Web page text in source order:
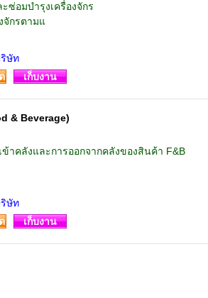
ซ่อมบำรุงเครื่องจักร
จักรตามแ
ษัท
เก็บงาน
& Beverage)
าคลังและการออกจากคลังของสินค้า F&B
ษัท
เก็บงาน